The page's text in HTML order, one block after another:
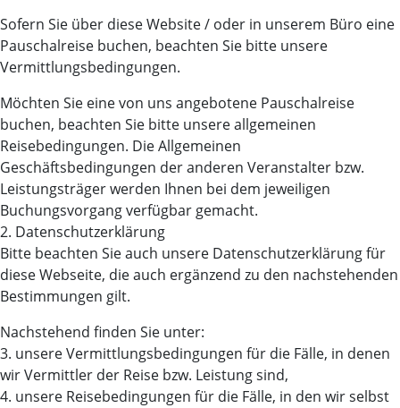
Sofern Sie über diese Website / oder in unserem Büro eine
Pauschalreise buchen, beachten Sie bitte unsere
Vermittlungsbedingungen.
Möchten Sie eine von uns angebotene Pauschalreise
buchen, beachten Sie bitte unsere allgemeinen
Reisebedingungen. Die Allgemeinen
Geschäftsbedingungen der anderen Veranstalter bzw.
Leistungsträger werden Ihnen bei dem jeweiligen
Buchungsvorgang verfügbar gemacht.
2. Datenschutzerklärung
Bitte beachten Sie auch unsere Datenschutzerklärung für
diese Webseite, die auch ergänzend zu den nachstehenden
Bestimmungen gilt.
Nachstehend finden Sie unter:
3. unsere Vermittlungsbedingungen für die Fälle, in denen
wir Vermittler der Reise bzw. Leistung sind,
4. unsere Reisebedingungen für die Fälle, in den wir selbst